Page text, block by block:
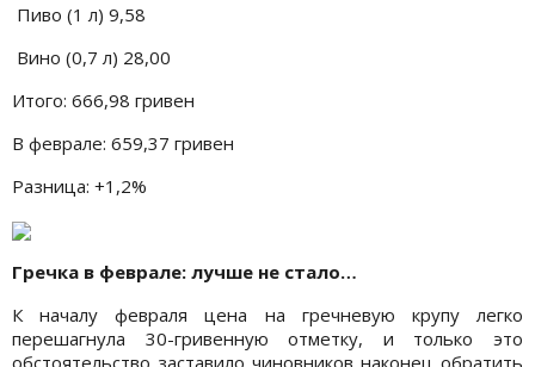
Пиво (1 л) 9,58
Вино (0,7 л) 28,00
Итого: 666,98 гривен
В феврале: 659,37 гривен
Разница: +1,2%
Гречка в феврале: лучше не стало…
К началу февраля цена на гречневую крупу легко
перешагнула 30-гривенную отметку, и только это
обстоятельство заставило чиновников наконец обратить